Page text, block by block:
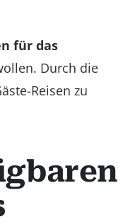
für das
Durch die
Reisen zu